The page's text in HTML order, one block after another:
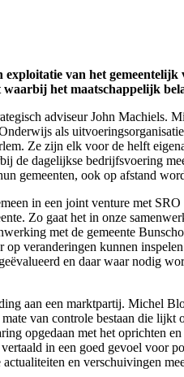
van het
het maatschappelijk
adviseur John Machiels.
als
Ze zijn elk voor de helft
de dagelijkse bedrijfsvoering
gemeenten, ook op afstand
in een joint venture met
Zo gaat het in onze
met de gemeente
veranderingen kunnen
en daar waar nodig
aan een marktpartij. Michel
van controle bestaan die
opgedaan met het oprichten
in een goed gevoel
en verschuivingen